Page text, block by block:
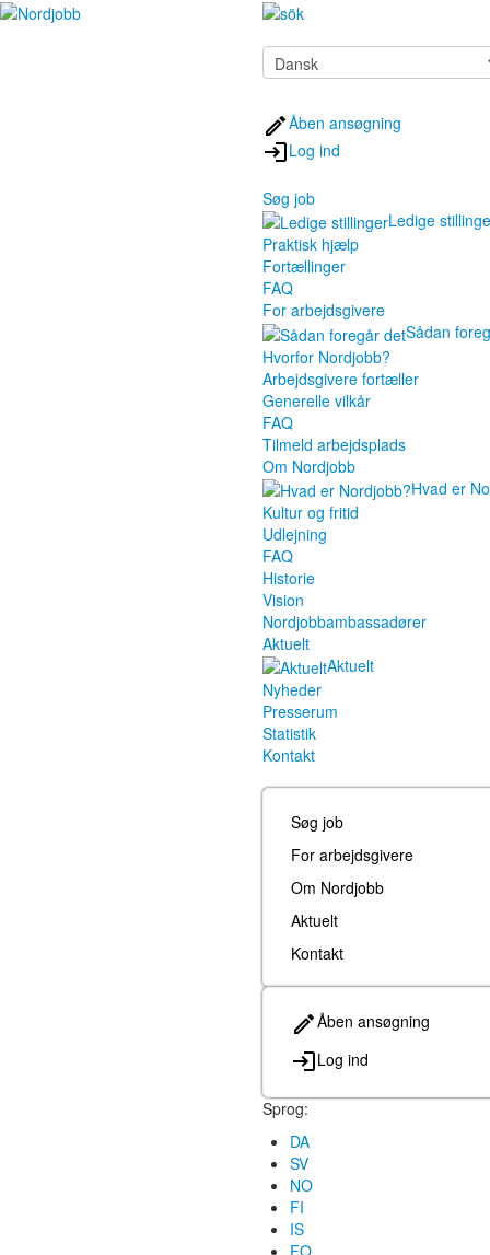
Åben ansøgning
Log ind
Søg job
Ledige
Praktisk hjælp
Fortællinger
FAQ
For arbejdsgivere
Sådan
Hvorfor Nordjobb?
Arbejdsgivere fortæller
Generelle vilkår
FAQ
Tilmeld arbejdsplads
Om Nordjobb
Hvad er
Kultur og fritid
Udlejning
FAQ
Historie
Vision
Nordjobbambassadører
Aktuelt
Aktuelt
Nyheder
Presserum
Statistik
Kontakt
Søg job
For arbejdsgivere
Om Nordjobb
Aktuelt
Kontakt
Åben ansøgning
Log ind
Sprog:
DA
SV
NO
FI
IS
FO